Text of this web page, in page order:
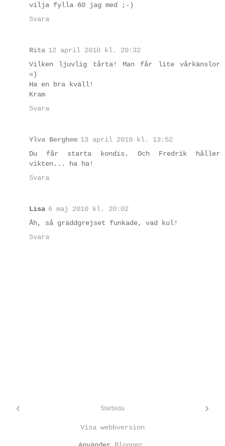
vilja fylla 60 jag med ;-)
Svara
Rita 12 april 2010 kl. 20:32
Vilken ljuvlig tårta! Man får lite vårkänslor
=)
Ha en bra kväll!
Kram
Svara
Ylva Berghem 13 april 2010 kl. 13:52
Du får starta kondis. Och Fredrik håller
vikten... ha ha!
Svara
Lisa 6 maj 2010 kl. 20:02
Åh, så gräddgrejset funkade, vad kul!
Svara
‹ ›
Startsida
Visa webbversion